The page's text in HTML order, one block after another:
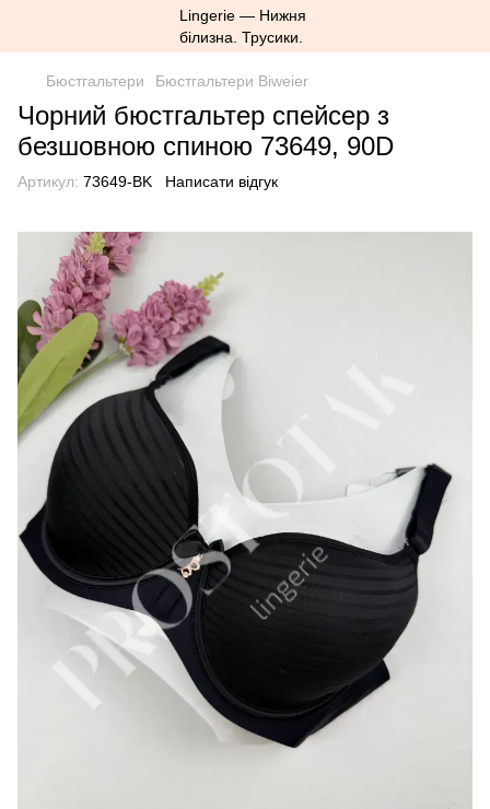
Бюстгальтери Бюстгальтери Biweier
Чорний бюстгальтер спейсер з
безшовною спиною 73649, 90D
Артикул: 73649-BK Написати відгук